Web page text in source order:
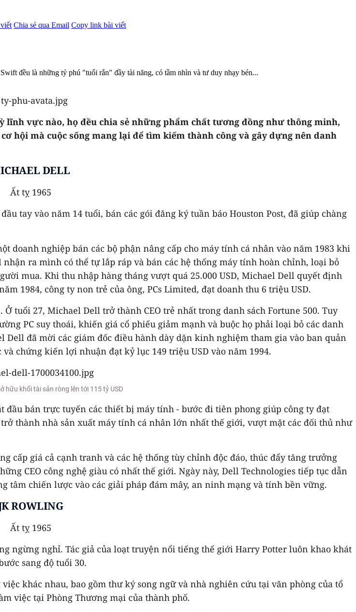
Chia sẻ qua Email Copy link bài viết
đều là những tỷ phú "tuổi rắn" đầy tài năng, có tầm nhìn và tư duy nhạy bén...
vực nào, họ đều chia sẻ những phẩm chất tương đồng như thông minh,
hội mà cuộc sống mang lại để tìm kiếm thành công và gây dựng nên danh
DELL
Ất tỵ 1965
tay vào năm 14 tuổi, bán các gói đăng ký tuần báo Houston Post, đã giúp chàng
doanh nghiệp bán các bộ phận nâng cấp cho máy tính cá nhân vào năm 1983 khi
ra mình có thể tự lắp ráp và bán các hệ thống máy tính hoàn chỉnh, loại bỏ
mua. Khi thu nhập hàng tháng vượt quá 25.000 USD, Michael Dell quyết định
1984, công ty non trẻ của ông, PCs Limited, đạt doanh thu 6 triệu USD.
tuổi 27, Michael Dell trở thành CEO trẻ nhất trong danh sách Fortune 500. Tuy
PC suy thoái, khiến giá cổ phiếu giảm mạnh và buộc họ phải loại bỏ các danh
đã mời các giám đốc điều hành dày dặn kinh nghiệm tham gia vào ban quản
chứng kiến lợi nhuận đạt kỷ lục 149 triệu USD vào năm 1994.
hữu khối tài sản ròng lên tới 115 tỷ USD
bán trực tuyến các thiết bị máy tính - bước đi tiên phong giúp công ty đạt
thành nhà sản xuất máy tính cá nhân lớn nhất thế giới, vượt mặt các đối thủ như
cấp giá cả cạnh tranh và các hệ thống tùy chỉnh độc đáo, thúc đẩy tăng trưởng
CEO công nghệ giàu có nhất thế giới. Ngày này, Dell Technologies tiếp tục dẫn
chiến lược vào các giải pháp đám mây, an ninh mạng và tính bền vững.
ROWLING
Ất tỵ 1965
ngừng nghỉ. Tác giả của loạt truyện nổi tiếng thế giới Harry Potter luôn khao khát
sang độ tuổi 30.
khác nhau, bao gồm thư ký song ngữ và nhà nghiên cứu tại văn phòng của tổ
việc tại Phòng Thương mại của thành phố.